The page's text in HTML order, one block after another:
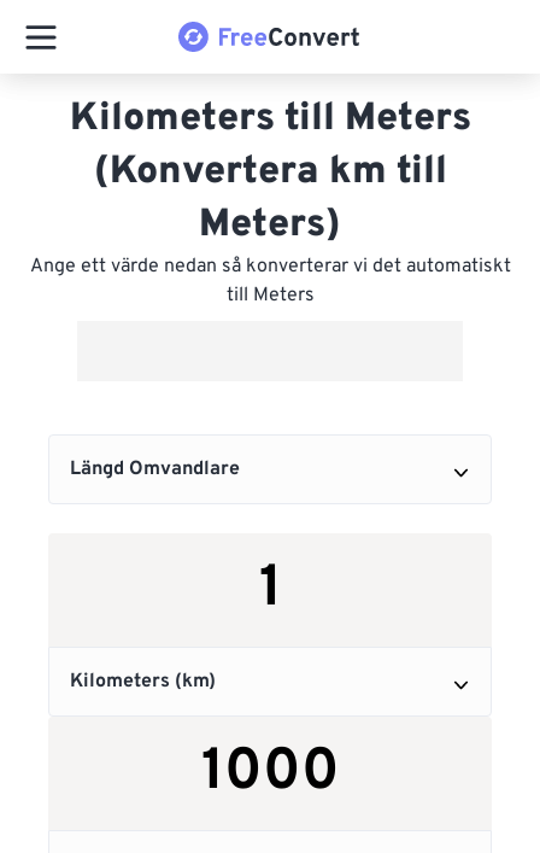
Kilometers till Meters
(Konvertera km till
Meters)
Ange ett värde nedan så konverterar vi det automatiskt
till Meters